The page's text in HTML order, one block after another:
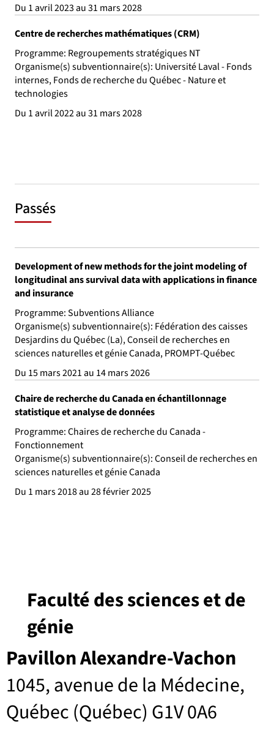
Du 1 avril 2023 au 31 mars 2028
Centre de recherches mathématiques (CRM)
Programme: Regroupements stratégiques NT
Organisme(s) subventionnaire(s): Université Laval - Fonds
internes, Fonds de recherche du Québec - Nature et
technologies
Du 1 avril 2022 au 31 mars 2028
Passés
Development of new methods for the joint modeling of
longitudinal ans survival data with applications in finance
and insurance
Programme: Subventions Alliance
Organisme(s) subventionnaire(s): Fédération des caisses
Desjardins du Québec (La), Conseil de recherches en
sciences naturelles et génie Canada, PROMPT-Québec
Du 15 mars 2021 au 14 mars 2026
Chaire de recherche du Canada en échantillonnage
statistique et analyse de données
Programme: Chaires de recherche du Canada -
Fonctionnement
Organisme(s) subventionnaire(s): Conseil de recherches en
sciences naturelles et génie Canada
Du 1 mars 2018 au 28 février 2025
Pavillon Alexandre-Vachon
1045, avenue de la Médecine,
Québec (Québec) G1V 0A6
Faculté des sciences et de
génie